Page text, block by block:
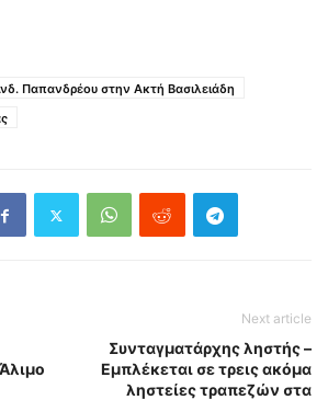
Παπανδρέου στην Ακτή Βασιλειάδη
Next article
Συνταγματάρχης ληστής –
Εμπλέκεται σε τρεις ακόμα
ληστείες τραπεζών στα